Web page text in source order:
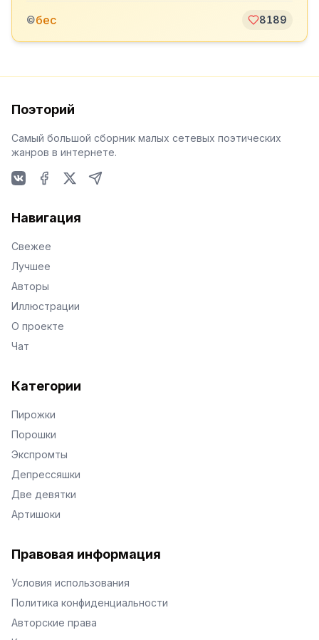
©бес 8189
Поэторий
Самый большой сборник малых сетевых поэтических
жанров в интернете.
Навигация
Свежее
Лучшее
Авторы
Иллюстрации
О проекте
Чат
Категории
Пирожки
Порошки
Экспромты
Депрессяшки
Две девятки
Артишоки
Правовая информация
Условия использования
Политика конфиденциальности
Авторские права